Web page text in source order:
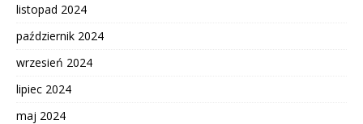
listopad 2024
październik 2024
wrzesień 2024
lipiec 2024
maj 2024